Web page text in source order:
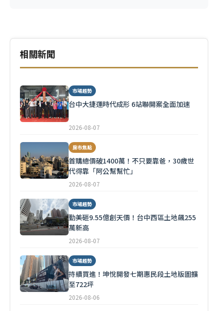
相關新聞
市場趨勢
台中大捷運時代成形 6站聯開案全面加速
2026-08-07
房市焦點
首購總價破1400萬！不只要靠爸，30歲世
代得靠「阿公幫幫忙」
2026-08-07
市場趨勢
勤美砸9.55億創天價！台中西區土地飆255
萬新高
2026-08-07
市場趨勢
持續買進！坤悅開發七期惠民段土地版圖擴
至722坪
2026-08-06